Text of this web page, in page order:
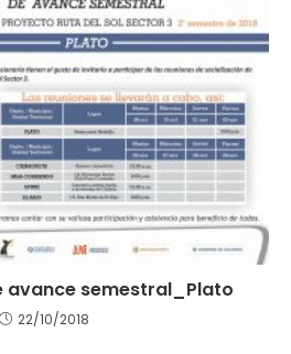
avance semestral_Plato
22/10/2018